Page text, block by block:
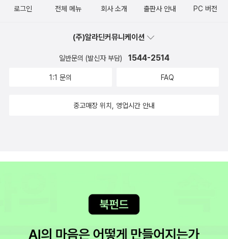
로그인 전체 메뉴 회사 소개 출판사 안내 PC 버전
(주)알라딘커뮤니케이션
일반문의 (발신자 부담) 1544-2514
1:1 문의 FAQ
중고매장 위치, 영업시간 안내